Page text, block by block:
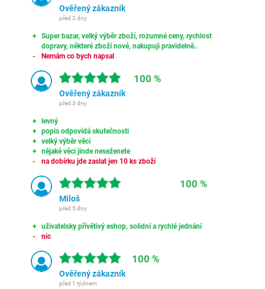
Ověřený zákazník
před 2 dny
Super bazar, velký výběr zboží, rozumné ceny, rychlost
dopravy, některé zboží nové, nakupuji pravidelně..
Nemám co bych napsal
100 %
Ověřený zákazník
před 3 dny
levný
popis odpovídá skutečnosti
velký výběr věcí
nějaké věci jinde neseženete
na dobírku jde zaslat jen 10 ks zboží
100 %
Miloš
před 5 dny
uživatelsky přívětivý eshop, solidní a rychlé jednání
nic
100 %
Ověřený zákazník
před 1 týdnem